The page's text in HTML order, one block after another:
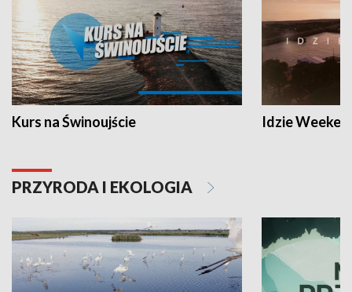
Kurs na Świnoujście Idzie
PRZYRODA I EKOLOGIA